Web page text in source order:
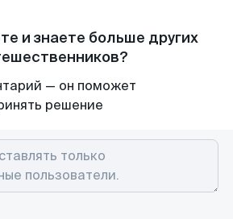
и знаете больше других
— он поможет
решение